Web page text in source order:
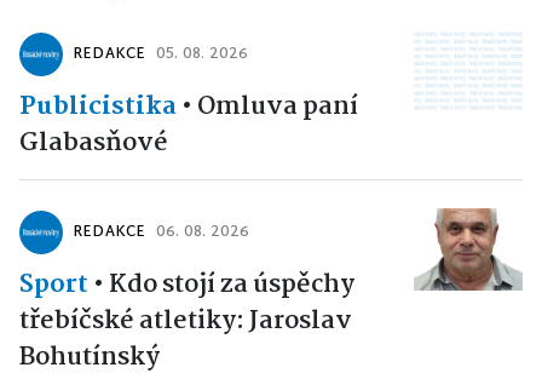
REDAKCE 05. 08. 2026
Publicistika• Omluva paní
Glabasňové
REDAKCE 06. 08. 2026
Sport • Kdo stojí za úspěchy
třebíčské atletiky: Jaroslav
Bohutínský